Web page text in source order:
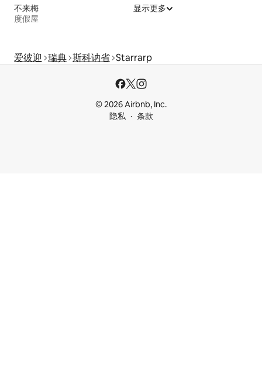
不来梅
度假屋
显示更多
爱彼迎 瑞典 斯科讷省 Starrarp
© 2026 Airbnb, Inc.
隐私
条款